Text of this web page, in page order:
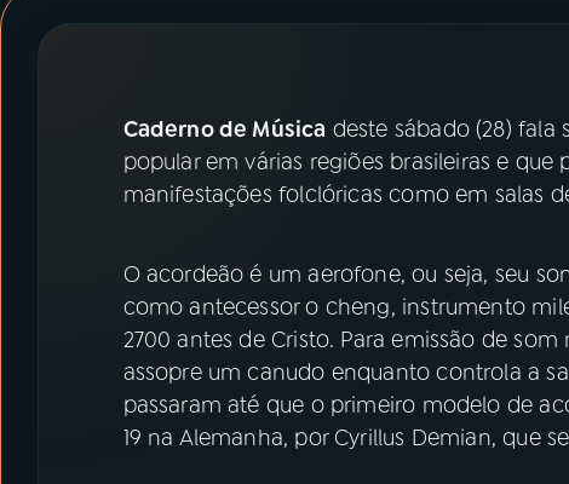
PRÊMIO RÁDIO MEC
ACOMPANHE A RÁDIO MEC
Instagram X
Caderno de Música deste sábado (28)
popular em várias regiões brasileiras e
manifestações folclóricas como em salas
O acordeão é um aerofone, ou seja, seu
como antecessor o cheng, instrumento
2700 antes de Cristo. Para emissão de
assopre um canudo enquanto controla a
passaram até que o primeiro modelo de
19 na Alemanha, por Cyrillus Demian, que